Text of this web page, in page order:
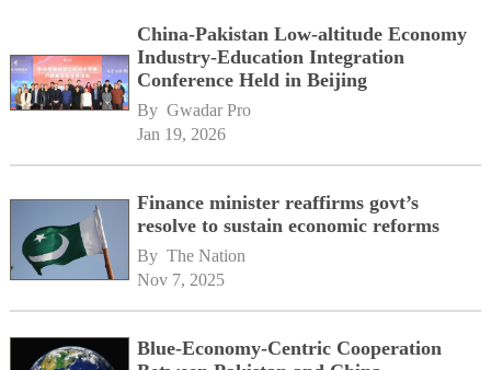
China-Pakistan Low-altitude Economy
Industry-Education Integration
Conference Held in Beijing
By Gwadar Pro
Jan 19, 2026
Finance minister reaffirms govt’s
resolve to sustain economic reforms
By The Nation
Nov 7, 2025
Blue-Economy-Centric Cooperation